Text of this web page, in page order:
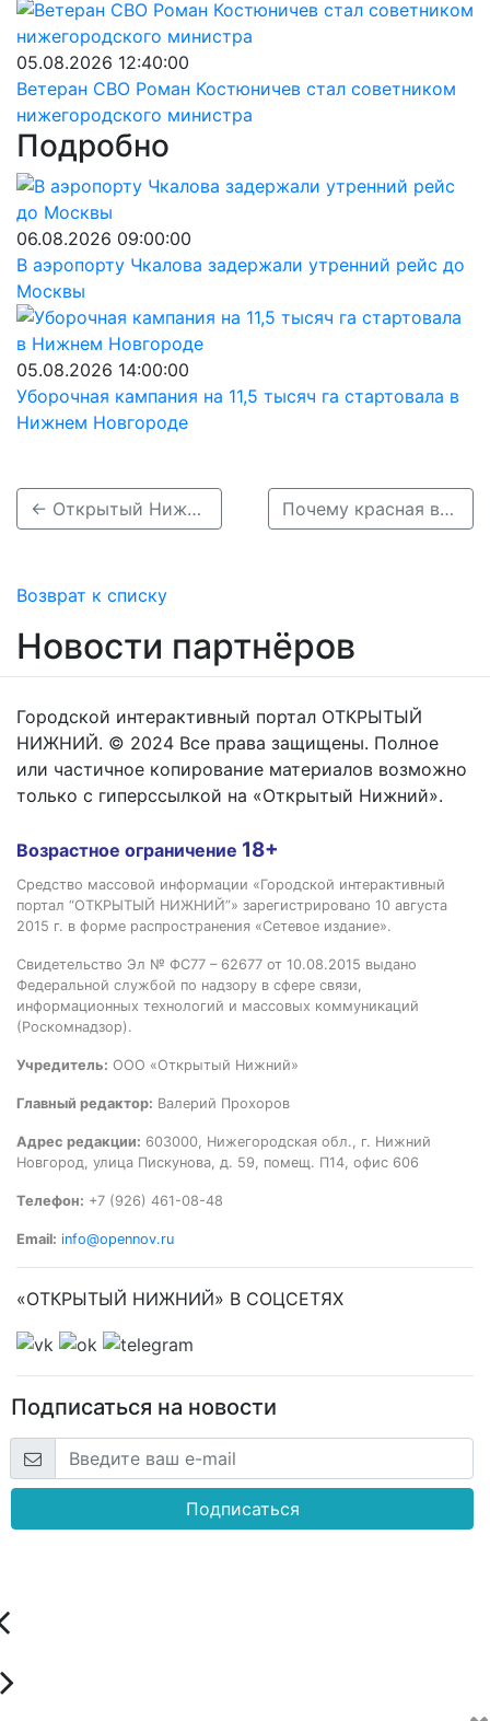
05.08.2026 12:40:00
Ветеран СВО Роман Костюничев стал советником
нижегородского министра
Подробно
06.08.2026 09:00:00
В аэропорту Чкалова задержали утренний рейс до
Москвы
05.08.2026 14:00:00
Уборочная кампания на 11,5 тысяч га стартовала в
Нижнем Новгороде
← Открытый Нижний: в госпитале для ветеранов в Киселихе установили новое оборудование Почему красная волчанка — не редкость: тревожная статистика по Нижегородской области →
Возврат к списку
Новости партнёров
Городской интерактивный портал ОТКРЫТЫЙ
НИЖНИЙ. © 2024 Все права защищены. Полное
или частичное копирование материалов возможно
только с гиперссылкой на «Открытый Нижний».
Возрастное ограничение 18+
Средство массовой информации «Городской интерактивный
портал “ОТКРЫТЫЙ НИЖНИЙ”» зарегистрировано 10 августа
2015 г. в форме распространения «Сетевое издание».
Свидетельство Эл № ФС77 – 62677 от 10.08.2015 выдано
Федеральной службой по надзору в сфере связи,
информационных технологий и массовых коммуникаций
(Роскомнадзор).
Учредитель: ООО «Открытый Нижний»
Главный редактор: Валерий Прохоров
Адрес редакции: 603000, Нижегородская обл., г. Нижний
Новгород, улица Пискунова, д. 59, помещ. П14, офис 606
Телефон: +7 (926) 461-08-48
Email: info@opennov.ru
«ОТКРЫТЫЙ НИЖНИЙ» В СОЦСЕТЯХ
Подписаться на новости
Подписаться